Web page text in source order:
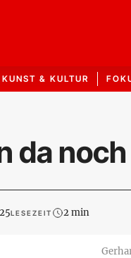
KUNST & KULTUR
da
LESEZEIT 2 min